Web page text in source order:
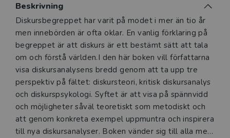
Beskrivning
Beskrivning
Diskursbegreppet har varit på modet i mer än tio år
men innebörden är ofta oklar. En vanlig förklaring på
begreppet är att diskurs är ett bestämt sätt att tala
om och förstå världen.I den här boken vill författarna
visa diskursanalysens bredd genom att ta upp tre
perspektiv på fältet: diskursteori, kritisk diskursanalys
och diskurspsykologi. Syftet är att visa på spännvidd
och möjligheter såväl teoretiskt som metodiskt och
att genom konkreta exempel uppmuntra och inspirera
till nya diskursanalyser. Boken vänder sig till alla med